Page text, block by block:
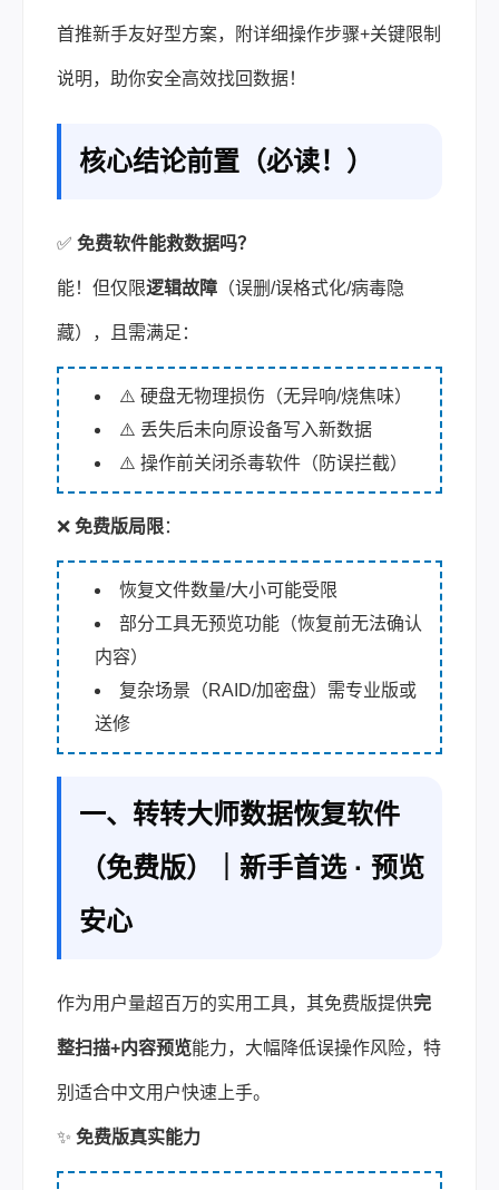
首推新手友好型方案，附详细操作步骤+关键限制
说明，助你安全高效找回数据！
核心结论前置（必读！）
✅ 免费软件能救数据吗？
能！但仅限逻辑故障 （误删/误格式化/病毒隐
藏），且需满足：
⚠️ 硬盘无物理损伤（无异响/烧焦味）
⚠️ 丢失后未向原设备写入新数据
⚠️ 操作前关闭杀毒软件（防误拦截）
❌ 免费版局限：
恢复文件数量/大小可能受限
部分工具无预览功能（恢复前无法确认
内容）
复杂场景（RAID/加密盘）需专业版或
送修
一、转转大师数据恢复软件
（免费版）｜新手首选 · 预览
安心
作为用户量超百万的实用工具，其免费版提供完
整扫描+内容预览能力，大幅降低误操作风险，特
别适合中文用户快速上手。
✨ 免费版真实能力